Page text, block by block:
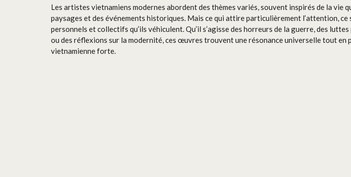
Les artistes vietnamiens modernes abordent des thèmes variés, souvent inspirés de la vie
paysages et des événements historiques. Mais ce qui attire particulièrement l’attention, ce
personnels et collectifs qu’ils véhiculent. Qu’il s’agisse des horreurs de la guerre, des luttes
ou des réflexions sur la modernité, ces œuvres trouvent une résonance universelle tout
vietnamienne forte.